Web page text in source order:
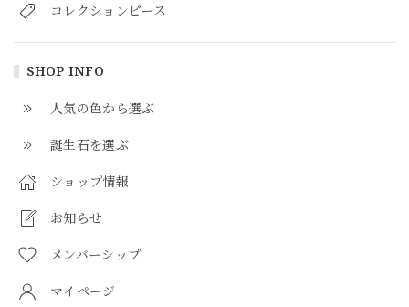
コレクションピース
SHOP INFO
人気の色から選ぶ
誕生石を選ぶ
ショップ情報
お知らせ
メンバーシップ
マイページ